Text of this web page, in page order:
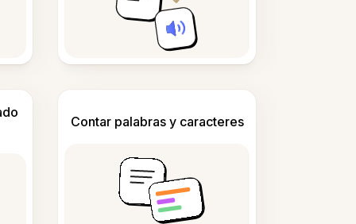
Contar palabras y caracteres